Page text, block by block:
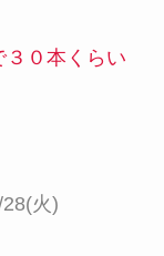
０本くらい
火)